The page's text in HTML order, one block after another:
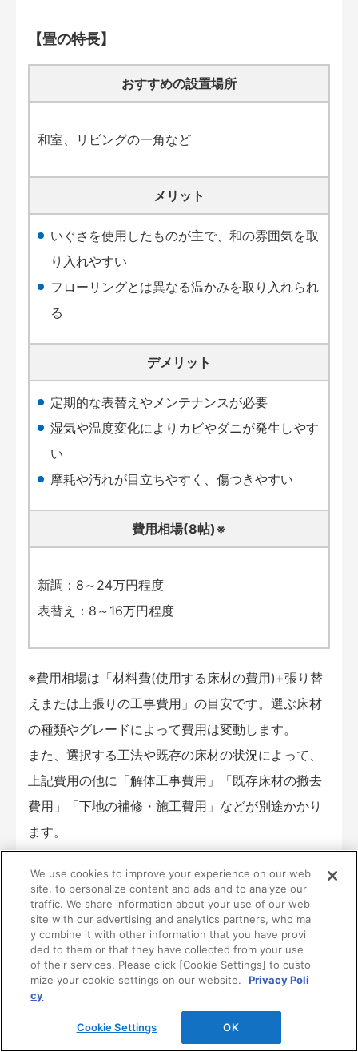
【畳の特長】
おすすめの設置場所
和室、リビングの一角など
メリット
いぐさを使用したものが主で、和の雰囲気を取
り入れやすい
フローリングとは異なる温かみを取り入れられ
る
デメリット
定期的な表替えやメンテナンスが必要
湿気や温度変化によりカビやダニが発生しやす
い
摩耗や汚れが目立ちやすく、傷つきやすい
費用相場(8帖)※
新調：8～24万円程度
表替え：8～16万円程度
※費用相場は「材料費(使用する床材の費用)+張り替
えまたは上張りの工事費用」の目安です。選ぶ床材
の種類やグレードによって費用は変動します。
また、選択する工法や既存の床材の状況によって、
上記費用の他に「解体工事費用」「既存床材の撤去
費用」「下地の補修・施工費用」などが別途かかり
ます。
面倒なお手入れを解消するなら！
『ダイケン畳 健やかくん』はこちら
失敗しない選び方はこちら
We use cookies to improve your experience on our web
site, to personalize content and ads and to analyze our
traffic. We share information about your use of our web
site with our advertising and analytics partners, who ma
y combine it with other information that you have provi
ded to them or that they have collected from your use
of their services. Please click [Cookie Settings] to custo
mize your cookie settings on our website.
Privacy Poli
cy
Cookie Settings OK